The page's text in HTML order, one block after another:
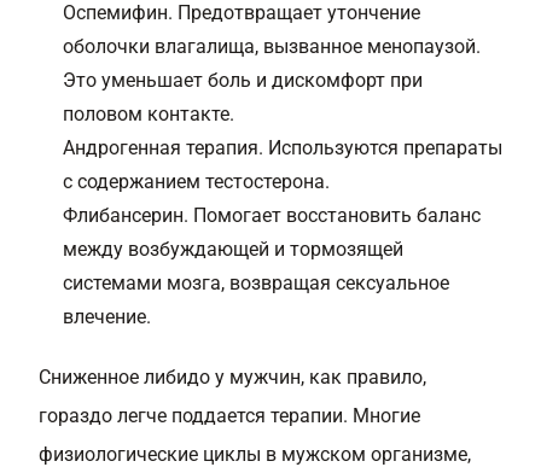
Оспемифин. Предотвращает утончение
оболочки влагалища, вызванное менопаузой.
Это уменьшает боль и дискомфорт при
половом контакте.
Андрогенная терапия. Используются препараты
с содержанием тестостерона.
Флибансерин. Помогает восстановить баланс
между возбуждающей и тормозящей
системами мозга, возвращая сексуальное
влечение.
Сниженное либидо у мужчин, как правило,
гораздо легче поддается терапии. Многие
физиологические циклы в мужском организме,